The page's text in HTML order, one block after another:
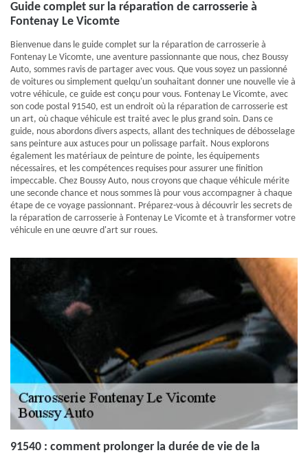
Guide complet sur la réparation de carrosserie à
Fontenay Le Vicomte
Bienvenue dans le guide complet sur la réparation de carrosserie à
Fontenay Le Vicomte, une aventure passionnante que nous, chez Boussy
Auto, sommes ravis de partager avec vous. Que vous soyez un passionné
de voitures ou simplement quelqu'un souhaitant donner une nouvelle vie à
votre véhicule, ce guide est conçu pour vous. Fontenay Le Vicomte, avec
son code postal 91540, est un endroit où la réparation de carrosserie est
un art, où chaque véhicule est traité avec le plus grand soin. Dans ce
guide, nous abordons divers aspects, allant des techniques de débosselage
sans peinture aux astuces pour un polissage parfait. Nous explorons
également les matériaux de peinture de pointe, les équipements
nécessaires, et les compétences requises pour assurer une finition
impeccable. Chez Boussy Auto, nous croyons que chaque véhicule mérite
une seconde chance et nous sommes là pour vous accompagner à chaque
étape de ce voyage passionnant. Préparez-vous à découvrir les secrets de
la réparation de carrosserie à Fontenay Le Vicomte et à transformer votre
véhicule en une œuvre d'art sur roues.
91540 : comment prolonger la durée de vie de la